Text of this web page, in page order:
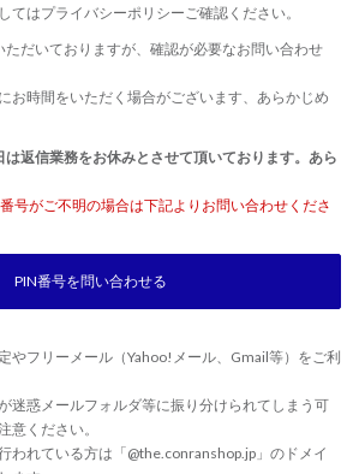
てはプライバシーポリシーご確認ください。
だいておりますが、確認が必要なお問い合わせ
お時間をいただく場合がございます、あらかじめ
返信業務をお休みとさせて頂いております。あら
号がご不明の場合は下記よりお問い合わせくださ
PIN番号を問い合わせる
やフリーメール（Yahoo!メール、Gmail等）をご利
迷惑メールフォルダ等に振り分けられてしまう可
意ください。
われている方は「@the.conranshop.jp」のドメイ